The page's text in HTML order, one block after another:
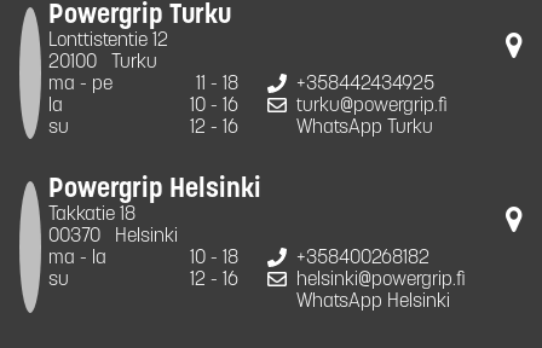
Powergrip Turku
Lonttistentie 12
20100
Turku
ma - pe
11 - 18
la
10 - 16
su
12 - 16
+358442434925
turku@powergrip.fi
WhatsApp Turku
Powergrip Helsinki
Takkatie 18
00370
Helsinki
ma - la
10 - 18
su
12 - 16
+358400268182
helsinki@powergrip.fi
WhatsApp Helsinki